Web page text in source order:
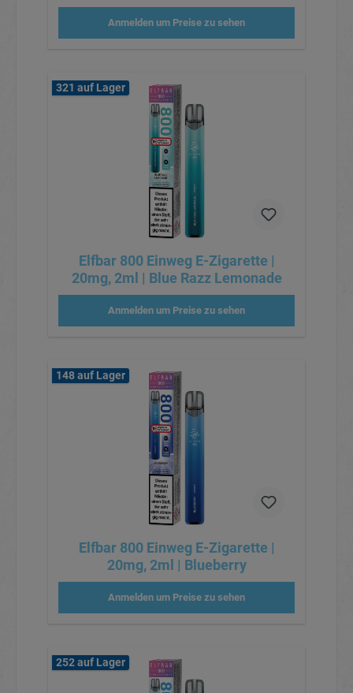
Anmelden um Preise zu sehen
321 auf Lager
Elfbar 800 Einweg E-Zigarette |
20mg, 2ml | Blue Razz Lemonade
Anmelden um Preise zu sehen
148 auf Lager
Elfbar 800 Einweg E-Zigarette |
20mg, 2ml | Blueberry
Anmelden um Preise zu sehen
252 auf Lager